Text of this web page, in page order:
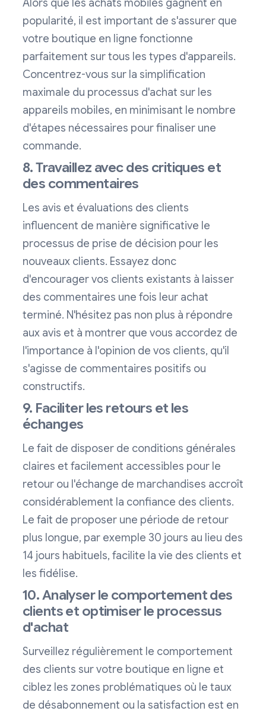
Alors que les achats mobiles gagnent en
popularité, il est important de s'assurer que
votre boutique en ligne fonctionne
parfaitement sur tous les types d'appareils.
Concentrez-vous sur la simplification
maximale du processus d'achat sur les
appareils mobiles, en minimisant le nombre
d'étapes nécessaires pour finaliser une
commande.
8. Travaillez avec des critiques et
des commentaires
Les avis et évaluations des clients
influencent de manière significative le
processus de prise de décision pour les
nouveaux clients. Essayez donc
d'encourager vos clients existants à laisser
des commentaires une fois leur achat
terminé. N'hésitez pas non plus à répondre
aux avis et à montrer que vous accordez de
l'importance à l'opinion de vos clients, qu'il
s'agisse de commentaires positifs ou
constructifs.
9. Faciliter les retours et les
échanges
Le fait de disposer de conditions générales
claires et facilement accessibles pour le
retour ou l'échange de marchandises accroît
considérablement la confiance des clients.
Le fait de proposer une période de retour
plus longue, par exemple 30 jours au lieu des
14 jours habituels, facilite la vie des clients et
les fidélise.
10. Analyser le comportement des
clients et optimiser le processus
d'achat
Surveillez régulièrement le comportement
des clients sur votre boutique en ligne et
ciblez les zones problématiques où le taux
de désabonnement ou la satisfaction est en